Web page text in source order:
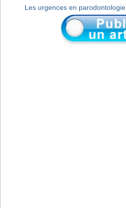
Les urgences en parodontologie